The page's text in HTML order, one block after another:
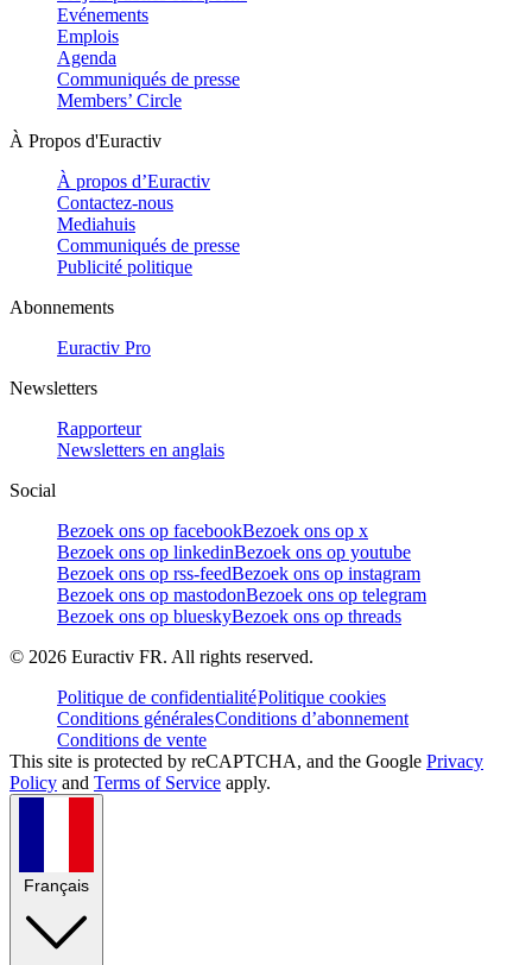
Evénements
Emplois
Agenda
Communiqués de presse
Members’ Circle
À Propos d'Euractiv
À propos d’Euractiv
Contactez-nous
Mediahuis
Communiqués de presse
Publicité politique
Abonnements
Euractiv Pro
Newsletters
Rapporteur
Newsletters en anglais
Social
Bezoek ons op facebookBezoek ons op x
Bezoek ons op linkedinBezoek ons op youtube
Bezoek ons op rss-feedBezoek ons op instagram
Bezoek ons op mastodonBezoek ons op telegram
Bezoek ons op blueskyBezoek ons op threads
© 2026 Euractiv FR. All rights reserved.
Politique de confidentialitéPolitique cookies
Conditions généralesConditions d’abonnement
Conditions de vente
This site is protected by reCAPTCHA, and the Google Privacy
Policy and Terms of Service apply.
Français